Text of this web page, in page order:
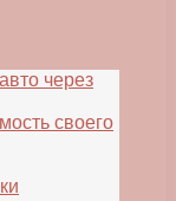
через
своего